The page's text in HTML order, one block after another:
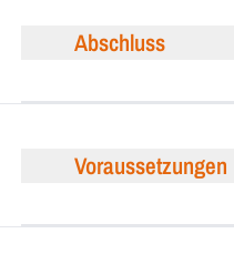
Abschluss
Voraussetzungen